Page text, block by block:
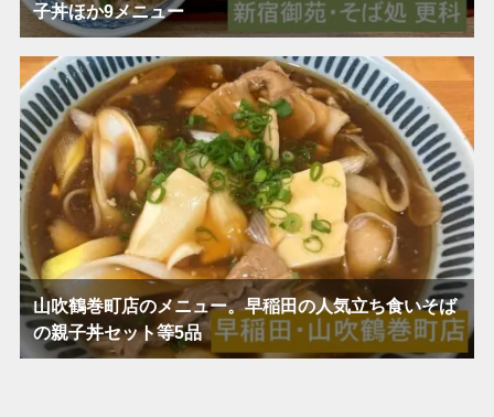
子丼ほか9メニュー
山吹鶴巻町店のメニュー。早稲田の人気立ち食いそば
の親子丼セット等5品